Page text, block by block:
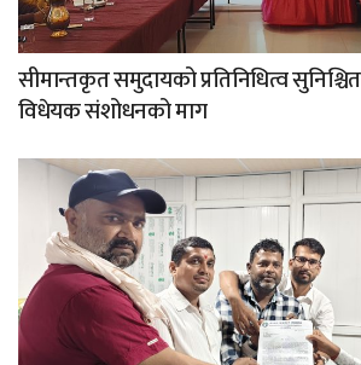
सीमान्तकृत समुदायको प्रतिनिधित्व
विधेयक संशोधनको माग